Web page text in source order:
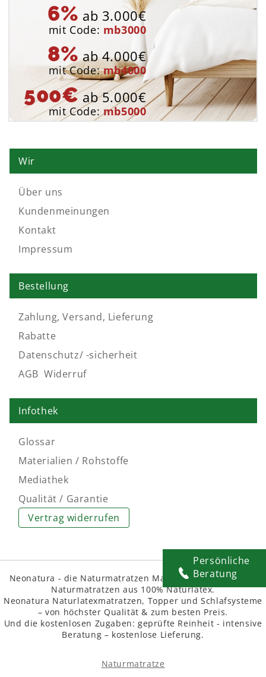
Persönliche
Beratung
6% ab 3.000€
mit Code: mb3000
8%ab 4.000€
mit Code:mb4000
500€ab 5.000€
mit Code:mb5000
auf Ihren gesamten Einkauf.
Wir
Über uns
Kundenmeinungen
Kontakt
Impressum
Bestellung
Zahlung, Versand, Lieferung
Rabatte
Datenschutz/ -sicherheit
AGB ,Widerruf
Infothek
Glossar
Materialien / Rohstoffe
Mediathek
Qualität / Garantie
Vertrag widerrufen
Neonatura - die Naturmatratzen Manufaktur macht feine
Naturmatratzen aus 100% Naturlatex.
Neonatura Naturlatexmatratzen, Topper und Schlafsysteme
– von höchster Qualität & zum besten Preis.
Und die kostenlosen Zugaben: geprüfte Reinheit - intensive
Beratung – kostenlose Lieferung.
Naturmatratze